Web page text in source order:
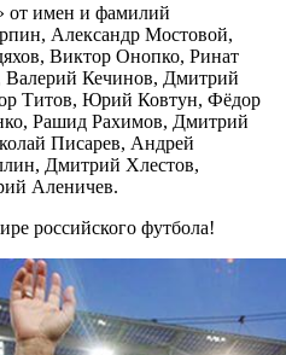
от имен и фамилий
Александр Мостовой,
Виктор Онопко, Ринат
Кечинов, Дмитрий
Титов, Юрий Ковтун, Фёдор
Рашид Рахимов, Дмитрий
Писарев, Андрей
Дмитрий Хлестов,
Аленичев.
российского футбола!